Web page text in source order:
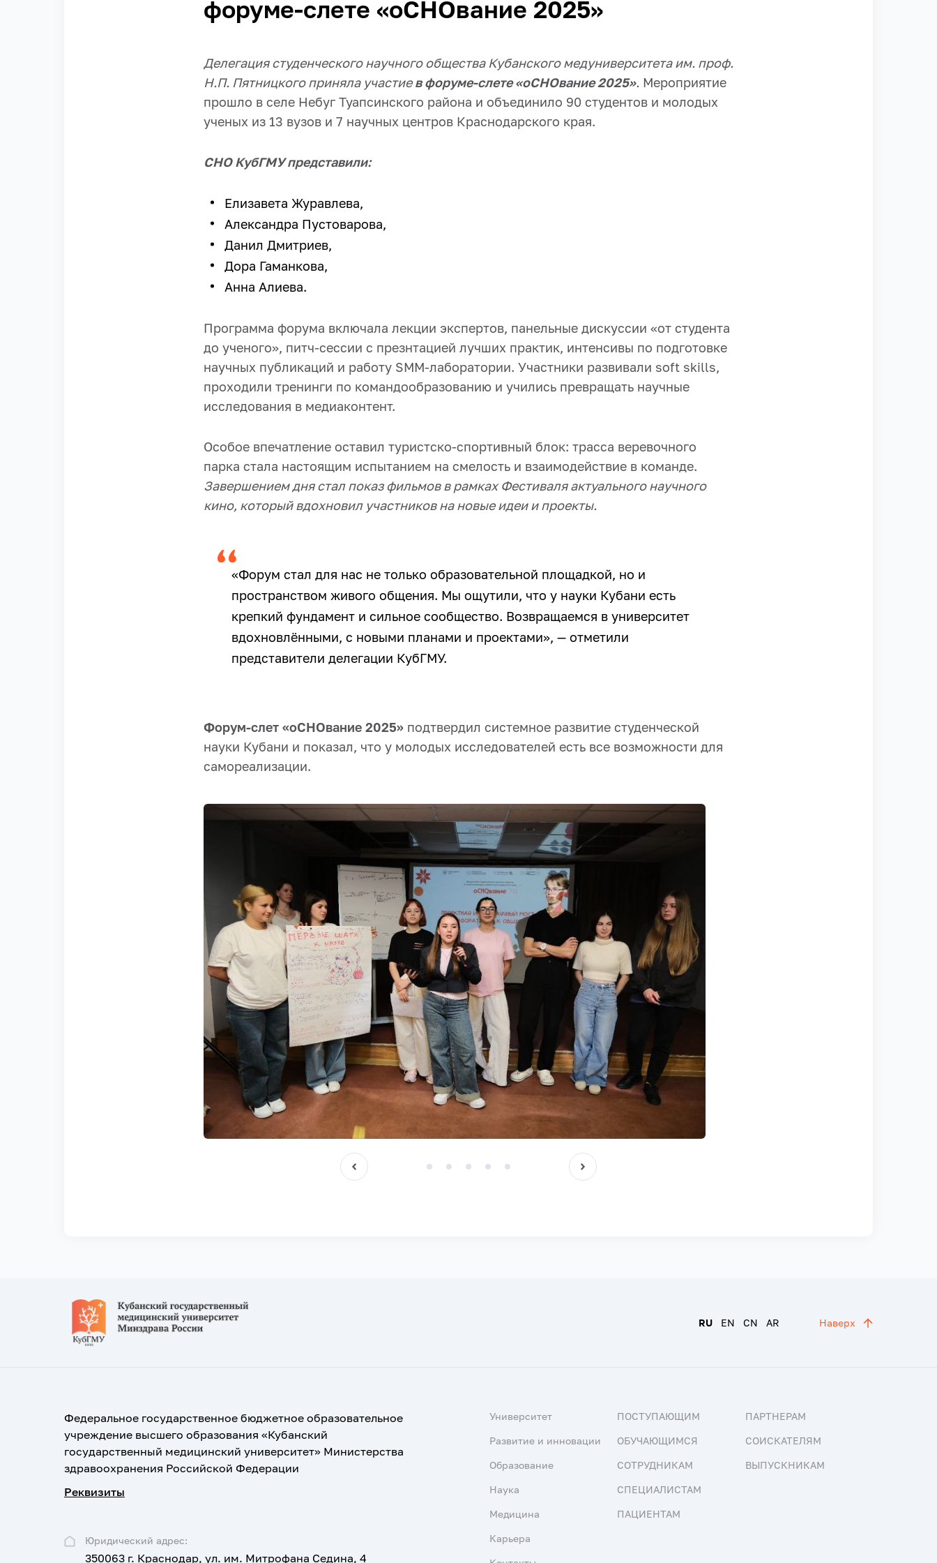
форуме-слете «оСНОвание 2025»
Делегация студенческого научного общества Кубанского медуниверситета им. проф.
Н.П. Пятницкого приняла участиев форуме-слете «оСНОвание 2025». Мероприятие
прошло в селе Небуг Туапсинского района и объединило 90 студентов и молодых
ученых из 13 вузов и 7 научных центров Краснодарского края.
СНО КубГМУ представили:
Елизавета Журавлева,
Александра Пустоварова,
Данил Дмитриев,
Дора Гаманкова,
Анна Алиева.
Программа форума включала лекции экспертов, панельные дискуссии «от студента
до ученого», питч-сессии с презнтацией лучших практик, интенсивы по подготовке
научных публикаций и работу SMM-лаборатории. Участники развивали soft skills,
проходили тренинги по командообразованию и учились превращать научные
исследования в медиаконтент.
Особое впечатление оставил туристско-спортивный блок: трасса веревочного
парка стала настоящим испытанием на смелость и взаимодействие в команде.
Завершением дня стал показ фильмов в рамках Фестиваля актуального научного
кино, который вдохновил участников на новые идеи и проекты.
«Форум стал для нас не только образовательной площадкой, но и
пространством живого общения. Мы ощутили, что у науки Кубани есть
крепкий фундамент и сильное сообщество. Возвращаемся в университет
вдохновлёнными, с новыми планами и проектами», — отметили
представители делегации КубГМУ.
Форум-слет «оСНОвание 2025» подтвердил системное развитие студенческой
науки Кубани и показал, что у молодых исследователей есть все возможности для
самореализации.
RU EN CN AR Наверх
Федеральное государственное бюджетное образовательное
учреждение высшего образования «Кубанский
государственный медицинский университет» Министерства
здравоохранения Российской Федерации
Реквизиты
Юридический адрес:
350063 г. Краснодар, ул. им. Митрофана Седина, 4
Университет
Развитие и инновации
Образование
Наука
Медицина
Карьера
ПОСТУПАЮЩИМ
ОБУЧАЮЩИМСЯ
СОТРУДНИКАМ
СПЕЦИАЛИСТАМ
ПАЦИЕНТАМ
ПАРТНЕРАМ
СОИСКАТЕЛЯМ
ВЫПУСКНИКАМ